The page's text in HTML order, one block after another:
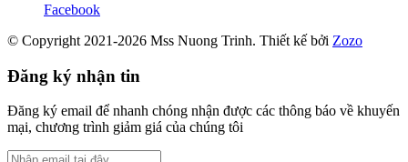
Facebook
© Copyright 2021-2026 Mss Nuong Trinh. Thiết kế bởi Zozo
Đăng ký nhận tin
Đăng ký email để nhanh chóng nhận được các thông báo về khuyến
mại, chương trình giảm giá của chúng tôi